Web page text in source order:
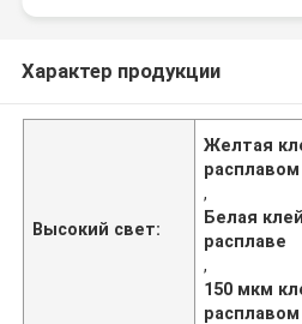
Характер продукции
Высокий свет:
Желтая
расплавом
,
Белая
расплаве
,
150 мкм
расплавом